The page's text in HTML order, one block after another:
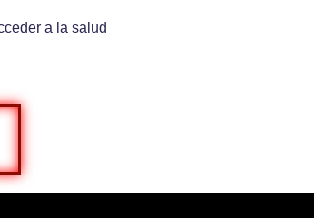
a la salud